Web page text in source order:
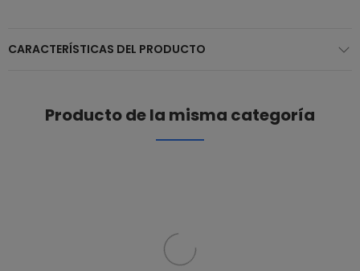
CARACTERÍSTICAS DEL PRODUCTO
Producto de la misma categoría